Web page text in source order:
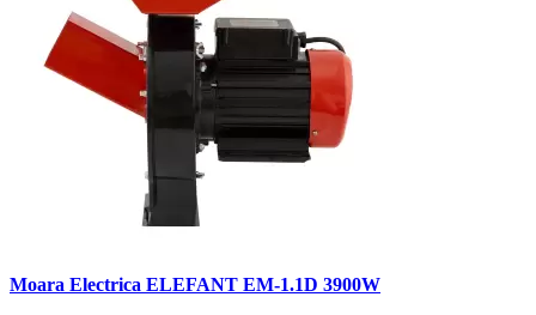
Moara Electrica ELEFANT EM-1.1D 3900W